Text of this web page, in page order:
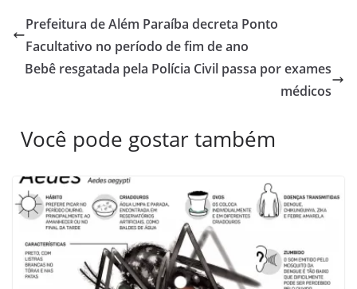
Prefeitura de Além Paraíba decreta Ponto
Facultativo no período de fim de ano
Bebê resgatada pela Polícia Civil passa por exames
médicos
Você pode gostar também